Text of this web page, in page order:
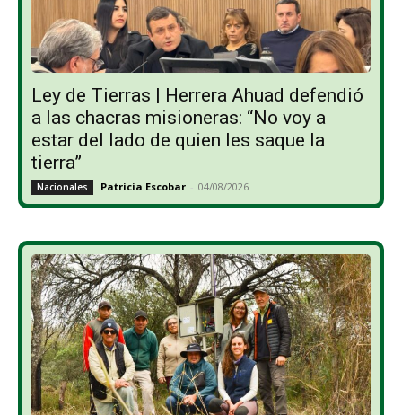
Ley de Tierras | Herrera Ahuad defendió
a las chacras misioneras: “No voy a
estar del lado de quien les saque la
tierra”
Nacionales Patricia Escobar - 04/08/2026